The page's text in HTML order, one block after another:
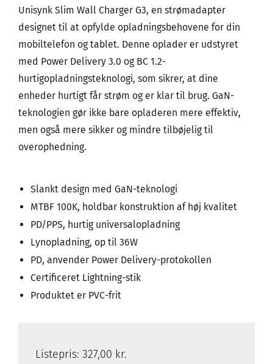
Unisynk Slim Wall Charger G3, en strømadapter
designet til at opfylde opladningsbehovene for din
mobiltelefon og tablet. Denne oplader er udstyret
med Power Delivery 3.0 og BC 1.2-
hurtigopladningsteknologi, som sikrer, at dine
enheder hurtigt får strøm og er klar til brug. GaN-
teknologien gør ikke bare opladeren mere effektiv,
men også mere sikker og mindre tilbøjelig til
overophedning.
Slankt design med GaN-teknologi
MTBF 100K, holdbar konstruktion af høj kvalitet
PD/PPS, hurtig universalopladning
Lynopladning, op til 36W
PD, anvender Power Delivery-protokollen
Certificeret Lightning-stik
Produktet er PVC-frit
Listepris: 327,00 kr.